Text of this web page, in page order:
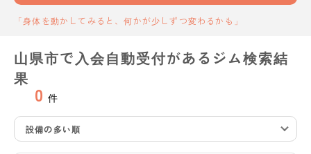
「身体を動かしてみると、何かが少しずつ変わるかも」
山県市で入会自動受付があるジム検索結
果
0 件
設備の多い順